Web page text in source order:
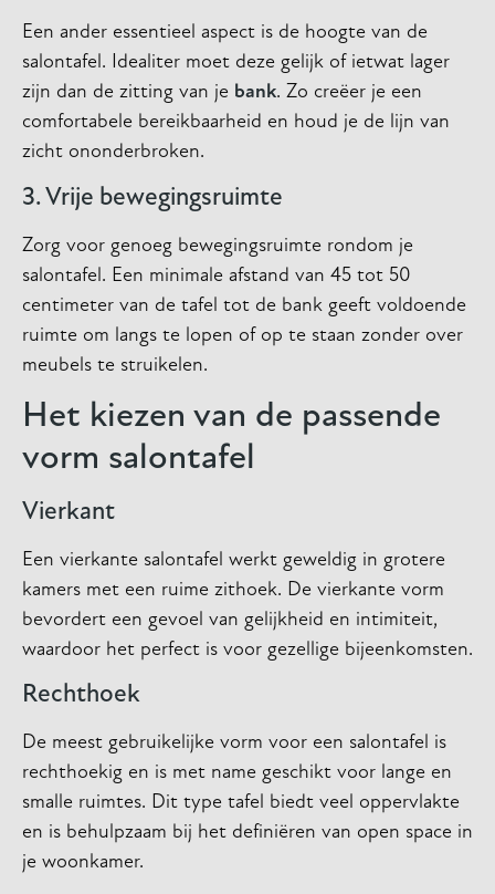
Een ander essentieel aspect is de hoogte van de
salontafel. Idealiter moet deze gelijk of ietwat lager
zijn dan de zitting van je bank. Zo creëer je een
comfortabele bereikbaarheid en houd je de lijn van
zicht ononderbroken.
3. Vrije bewegingsruimte
Zorg voor genoeg bewegingsruimte rondom je
salontafel. Een minimale afstand van 45 tot 50
centimeter van de tafel tot de bank geeft voldoende
ruimte om langs te lopen of op te staan zonder over
meubels te struikelen.
Het kiezen van de passende
vorm salontafel
Vierkant
Een vierkante salontafel werkt geweldig in grotere
kamers met een ruime zithoek. De vierkante vorm
bevordert een gevoel van gelijkheid en intimiteit,
waardoor het perfect is voor gezellige bijeenkomsten.
Rechthoek
De meest gebruikelijke vorm voor een salontafel is
rechthoekig en is met name geschikt voor lange en
smalle ruimtes. Dit type tafel biedt veel oppervlakte
en is behulpzaam bij het definiëren van open space in
je woonkamer.